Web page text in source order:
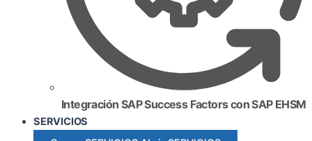
Integración SAP Success Factors con SAP EHSM
SERVICIOS